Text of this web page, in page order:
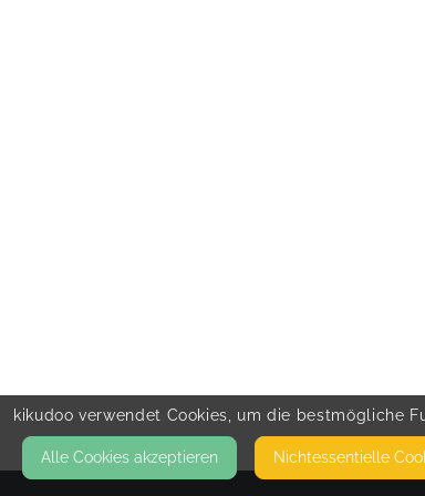
kikudoo verwendet Cookies, um die bestmögliche
Alle Cookies akzeptieren Nicht­essentielle